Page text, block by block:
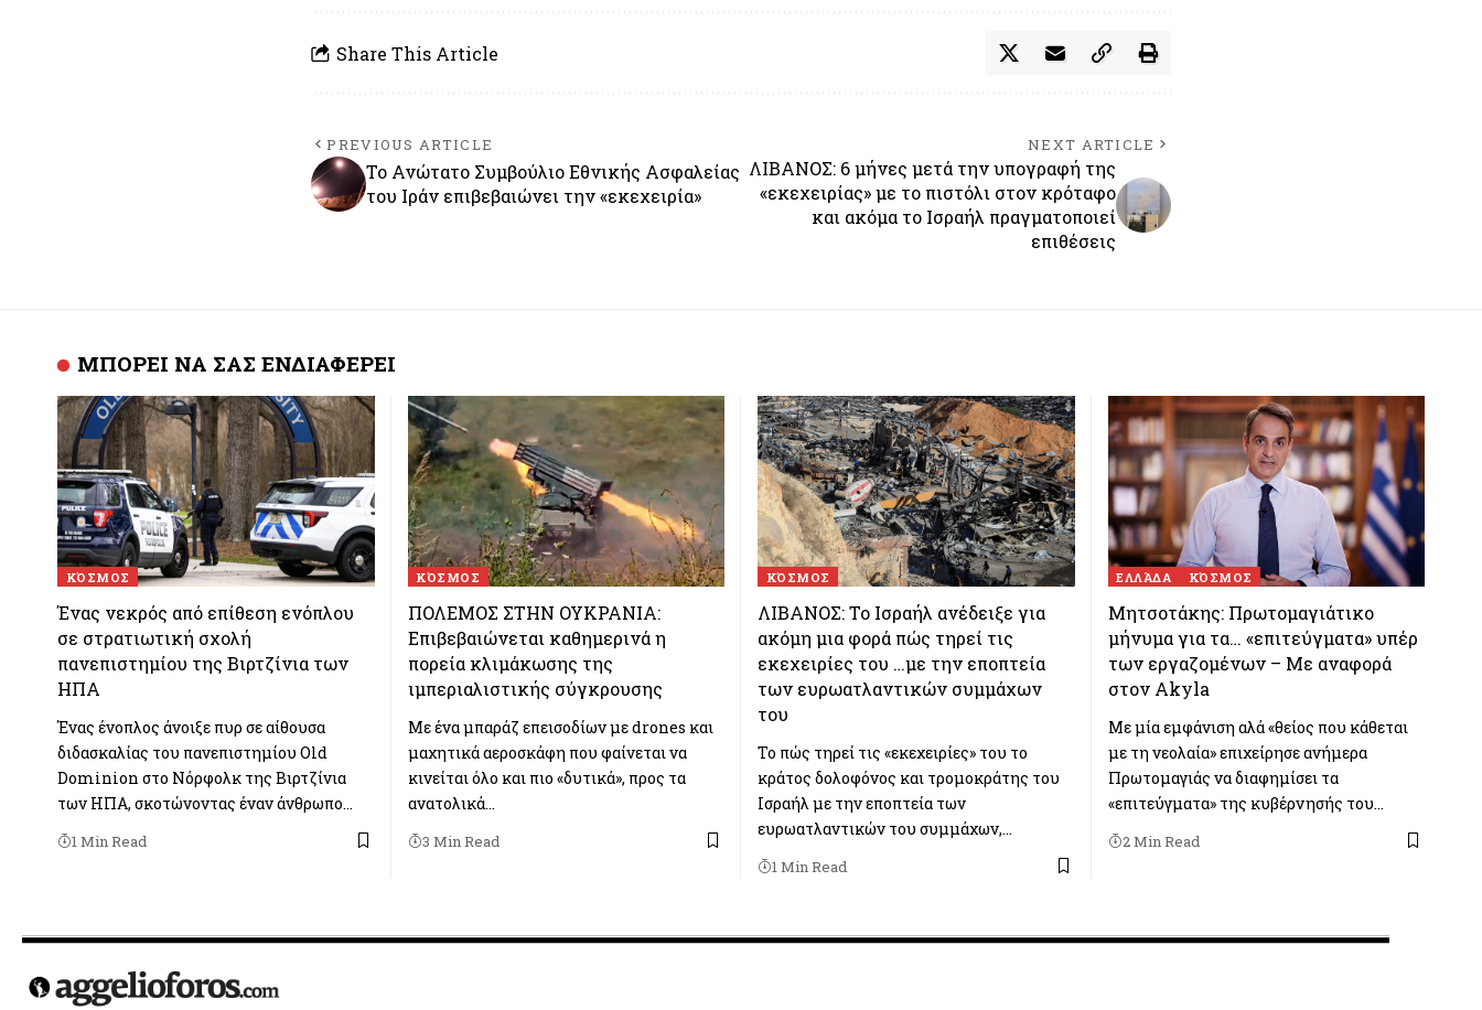
Share This Article
PREVIOUS ARTICLE
To Ανώτατο Συμβούλιο Εθνικής Ασφαλείας
του Ιράν επιβεβαιώνει την «εκεχειρία»
NEXT ARTICLE
ΛΙΒΑΝΟΣ: 6 μήνες μετά την υπογραφή της
«εκεχειρίας» με το πιστόλι στον κρόταφο
και ακόμα το Ισραήλ πραγματοποιεί
επιθέσεις
ΜΠΟΡΕΙ ΝΑ ΣΑΣ ΕΝΔΙΑΦΕΡΕΙ
ΚΌΣΜΟΣ
Ένας νεκρός από επίθεση ενόπλου
σε στρατιωτική σχολή
πανεπιστημίου της Βιρτζίνια των
ΗΠΑ
Ένας ένοπλος άνοιξε πυρ σε αίθουσα
διδασκαλίας του πανεπιστημίου Old
Dominion στο Νόρφολκ της Βιρτζίνια
των ΗΠΑ, σκοτώνοντας έναν άνθρωπο…
1 Min Read
ΚΌΣΜΟΣ
ΠΟΛΕΜΟΣ ΣΤΗΝ ΟΥΚΡΑΝΙΑ:
Επιβεβαιώνεται καθημερινά η
πορεία κλιμάκωσης της
ιμπεριαλιστικής σύγκρουσης
Με ένα μπαράζ επεισοδίων με drones και
μαχητικά αεροσκάφη που φαίνεται να
κινείται όλο και πιο «δυτικά», προς τα
ανατολικά…
3 Min Read
ΚΌΣΜΟΣ
ΛΙΒΑΝΟΣ: Το Ισραήλ ανέδειξε για
ακόμη μια φορά πώς τηρεί τις
εκεχειρίες του …με την εποπτεία
των ευρωατλαντικών συμμάχων
του
Το πώς τηρεί τις «εκεχειρίες» του το
κράτος δολοφόνος και τρομοκράτης του
Ισραήλ με την εποπτεία των
ευρωατλαντικών του συμμάχων,…
1 Min Read
ΕΛΛΆΔΑ ΚΌΣΜΟΣ
Μητσοτάκης: Πρωτομαγιάτικο
μήνυμα για τα… «επιτεύγματα» υπέρ
των εργαζομένων – Με αναφορά
στον Akyla
Με μία εμφάνιση αλά «θείος που κάθεται
με τη νεολαία» επιχείρησε ανήμερα
Πρωτομαγιάς να διαφημίσει τα
«επιτεύγματα» της κυβέρνησής του…
2 Min Read